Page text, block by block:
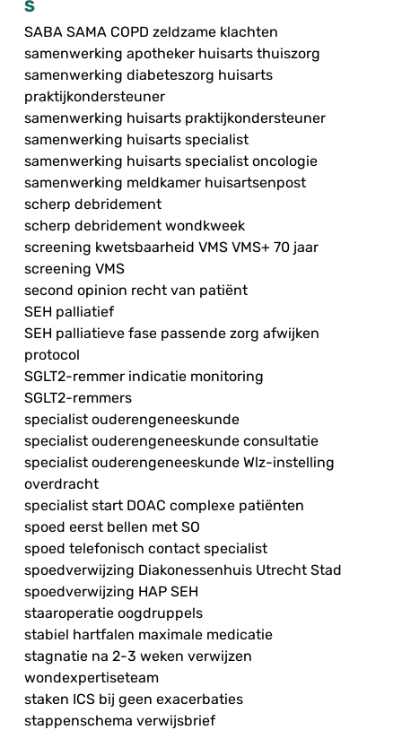
S
SABA SAMA COPD zeldzame klachten
samenwerking apotheker huisarts thuiszorg
samenwerking diabeteszorg huisarts
praktijkondersteuner
samenwerking huisarts praktijkondersteuner
samenwerking huisarts specialist
samenwerking huisarts specialist oncologie
samenwerking meldkamer huisartsenpost
scherp debridement
scherp debridement wondkweek
screening kwetsbaarheid VMS VMS+ 70 jaar
screening VMS
second opinion recht van patiënt
SEH palliatief
SEH palliatieve fase passende zorg afwijken
protocol
SGLT2-remmer indicatie monitoring
SGLT2-remmers
specialist ouderengeneeskunde
specialist ouderengeneeskunde consultatie
specialist ouderengeneeskunde Wlz-instelling
overdracht
specialist start DOAC complexe patiënten
spoed eerst bellen met SO
spoed telefonisch contact specialist
spoedverwijzing Diakonessenhuis Utrecht Stad
spoedverwijzing HAP SEH
staaroperatie oogdruppels
stabiel hartfalen maximale medicatie
stagnatie na 2-3 weken verwijzen
wondexpertiseteam
staken ICS bij geen exacerbaties
stappenschema verwijsbrief